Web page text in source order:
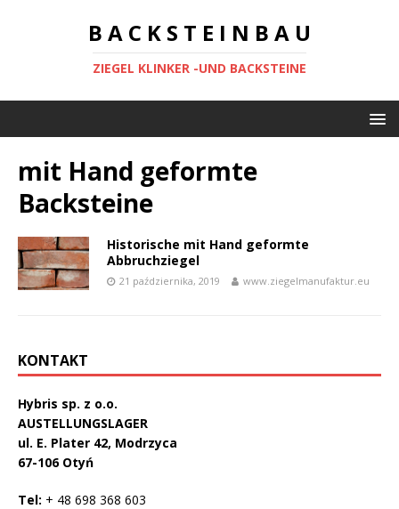
B A C K S T E I N B A U
ZIEGEL KLINKER -UND BACKSTEINE
mit Hand geformte
Backsteine
Historische mit Hand geformte
Abbruchziegel
21 października, 2019 www.ziegelmanufaktur.eu
KONTAKT
Hybris sp. z o.o.
AUSTELLUNGSLAGER
ul. E. Plater 42, Modrzyca
67-106 Otyń
Tel: + 48 698 368 603